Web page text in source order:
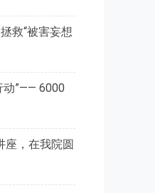
救“被害妄想
动”—— 6000
座，在我院圆